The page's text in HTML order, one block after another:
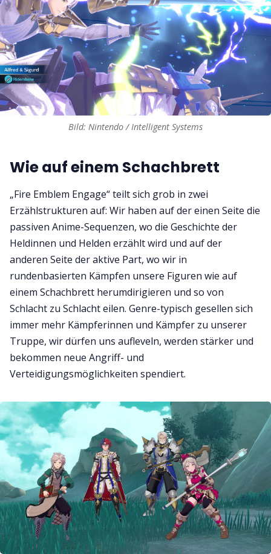
Bild: Nintendo / Intelligent Systems
Wie auf einem Schachbrett
„Fire Emblem Engage“ teilt sich grob in zwei
Erzählstrukturen auf: Wir haben auf der einen Seite die
passiven Anime-Sequenzen, wo die Geschichte der
Heldinnen und Helden erzählt wird und auf der
anderen Seite der aktive Part, wo wir in
rundenbasierten Kämpfen unsere Figuren wie auf
einem Schachbrett herumdirigieren und so von
Schlacht zu Schlacht eilen. Genre-typisch gesellen sich
immer mehr Kämpferinnen und Kämpfer zu unserer
Truppe, wir dürfen uns aufleveln, werden stärker und
bekommen neue Angriff- und
Verteidigungsmöglichkeiten spendiert.